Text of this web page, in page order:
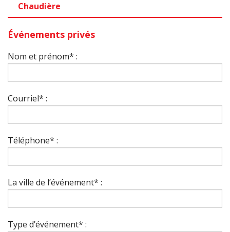
Chaudière
Événements privés
Nom et prénom* :
Courriel* :
Téléphone* :
La ville de l’événement* :
Type d’événement* :